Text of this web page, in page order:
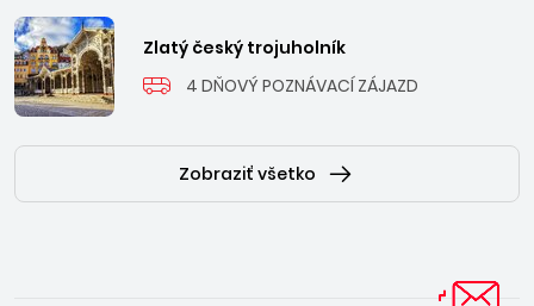
Zlatý český trojuholník
4 DŇOVÝ POZNÁVACÍ ZÁJAZD
Zobraziť všetko